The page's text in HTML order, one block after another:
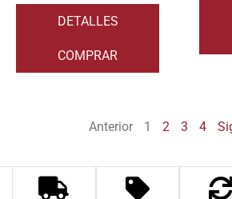
DETALLES
COMPRAR
Anterior 1 2 3 4